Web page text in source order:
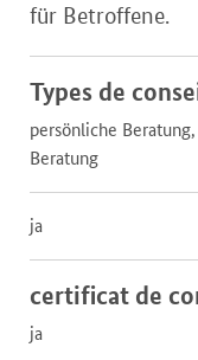
für Betroffene.
Types de
persönliche
Beratung
ja
certificat de
ja